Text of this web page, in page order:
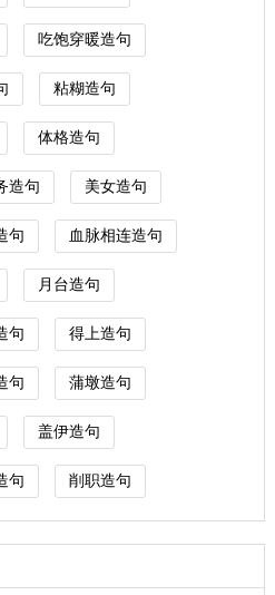
吃饱穿暖造句
粘糊造句
体格造句
造句 美女造句
句 血脉相连造句
月台造句
句 得上造句
句 蒲墩造句
盖伊造句
句 削职造句